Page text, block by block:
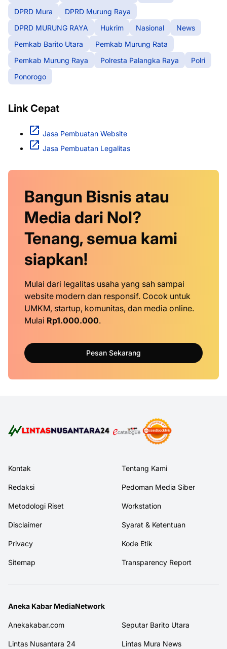
DPRD Mura
DPRD Murung Raya
DPRD MURUNG RAYA
Hukrim Nasional
News
Pemkab Barito Utara
Pemkab Murung Rata
Pemkab Murung Raya
Polresta Palangka Raya
Polri
Ponorogo
Link Cepat
Jasa Pembuatan Website
Jasa Pembuatan Legalitas
Bangun Bisnis atau
Media dari Nol?
Tenang, semua kami
siapkan!
Mulai dari legalitas usaha yang sah sampai
website modern dan responsif. Cocok untuk
UMKM, startup, komunitas, dan media online.
Mulai Rp1.000.000.
Pesan Sekarang
Kontak Tentang Kami
Redaksi Pedoman Media Siber
Metodologi Riset Workstation
Disclaimer Syarat & Ketentuan
Privacy Kode Etik
Sitemap Transparency Report
Aneka Kabar MediaNetwork
Anekakabar.com Seputar Barito Utara
Lintas Nusantara 24 Lintas Mura News